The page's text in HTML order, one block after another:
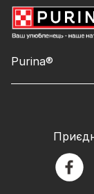
Purina®